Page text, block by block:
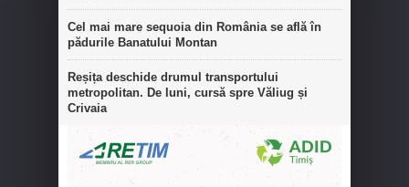
Cel mai mare sequoia din România se află în
pădurile Banatului Montan
Reșița deschide drumul transportului
metropolitan. De luni, cursă spre Văliug și
Crivaia